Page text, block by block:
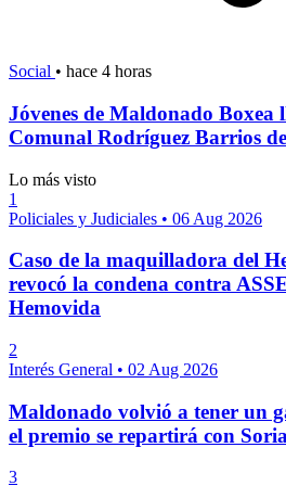
Social • hace 4 horas
Jóvenes de Maldonado Boxea
Comunal Rodríguez Barrios
Lo más visto
1
Policiales y Judiciales • 06 Aug 2026
Caso de la maquilladora del
revocó la condena contra
Hemovida
2
Interés General • 02 Aug 2026
Maldonado volvió a tener un
el premio se repartirá con
3